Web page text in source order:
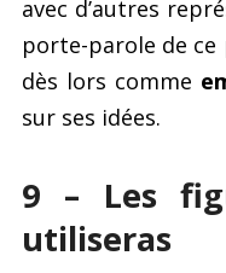
avec d’autres
porte-parole de
dès lors comme
sur ses idées.
9 – Les
utiliseras